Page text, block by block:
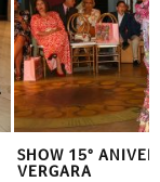
SHOW 15°
VERGARA